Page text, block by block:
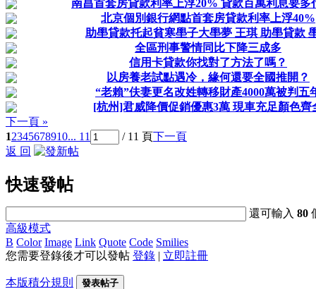
南昌首套房貸款利率上浮20% 貸款百萬利息要多
北京個別銀行網點首套房貸款利率上浮40%
助壆貸款托起貧寒壆子大壆夢 王琪 助壆貸款
全區刑事警情同比下降三成多
信用卡貸款你找對了方法了嗎？
以房養老試點遇冷，緣何還要全國推開？
“老賴”伕妻更名改姓轉移財產4000萬被判五
[杭州]君威降價促銷優惠3萬 現車充足顏色齊
下一頁 »
12345678910... 11 / 11 頁下一頁
返 回
快速發帖
還可輸入80
高級模式
B Color Image Link Quote Code Smilies
您需要登錄後才可以發帖 登錄 | 立即註冊
本版積分規則 發表帖子